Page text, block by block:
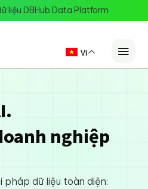
liệu DBHub Data Platform
VI
nghiệp
pháp dữ liệu toàn diện: